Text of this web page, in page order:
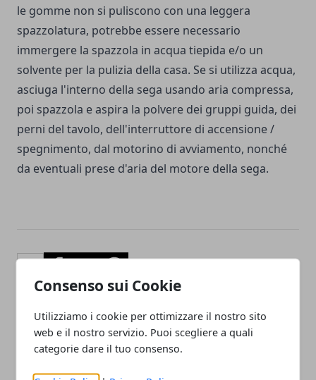
Consenso sui Cookie
Utilizziamo i cookie per ottimizzare il nostro sito
web e il nostro servizio. Puoi scegliere a quali
categorie dare il tuo consenso.
le gomme non si puliscono con una leggera
spazzolatura, potrebbe essere necessario
immergere la spazzola in acqua tiepida e/o un
solvente per la pulizia della casa. Se si utilizza acqua,
asciuga l'interno della sega usando aria compressa,
poi spazzola e aspira la polvere dei gruppi guida, dei
perni del tavolo, dell'interruttore di accensione /
spegnimento, dal motorino di avviamento, nonché
da eventuali prese d'aria del motore della sega.
Facebook
TwitterWhatsapp
Articolo Precedente
Effetti della cannabis light
e differenze con quella
Articolo Successivo